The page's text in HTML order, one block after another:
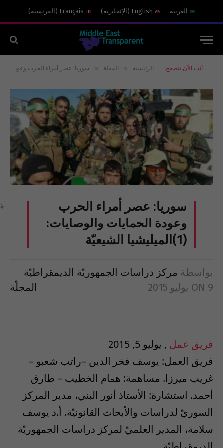
العربية English
( الإنجليزية)
Français
( الفرنسية)
أنت الآن تتصفح: الرئيسية » المجلّة » سوريا: عصر أمراء الحرب وعودة الحمايات والوصايات: (1)الميليشيا الشيعيّة
سوريا: عصر أمراء الحرب
وعودة الحمايات والوصايات:
(1)الميليشيا الشيعيّة
بواسطة مركز دراسات الجمهوريّة الديمقراطيّة
ON 9 يوليو 2015 المجلّة
فريق عمل , يوليو 5, 2015
فريق العمل: يوسف فخر الدين –راتب شعبو –
غريب ميرزا. مساهمة: همام الخطيب – طارق
أحمد. استشارة: الأستاذ أنور البني، مدير المركز
السوريّ لدراسات والأبحاث القانونيّة. أ.د يوسف
سلامة، المدير العلميّ لمركز دراسات الجمهوريّة